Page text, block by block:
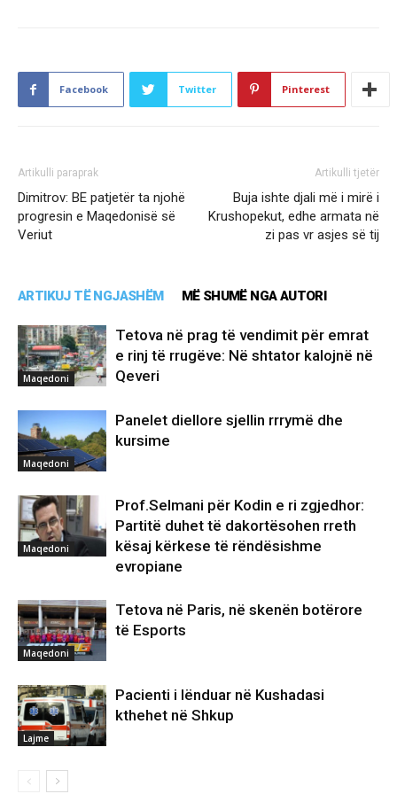
Facebook Twitter Pinterest
Artikulli paraprak
Dimitrov: BE patjetër ta njohë
progresin e Maqedonisë së
Veriut
Artikulli tjetër
Buja ishte djali më i mirë i
Krushopekut, edhe armata në
zi pas vr asjes së tij
ARTIKUJ TË NGJASHËM MË SHUMË NGA AUTORI
Maqedoni
Tetova në prag të vendimit për emrat
e rinj të rrugëve: Në shtator kalojnë në
Qeveri
Maqedoni
Panelet diellore sjellin rrrymë dhe
kursime
Maqedoni
Prof.Selmani për Kodin e ri zgjedhor:
Partitë duhet të dakortësohen rreth
kësaj kërkese të rëndësishme
evropiane
Maqedoni
Tetova në Paris, në skenën botërore
të Esports
Lajme
Pacienti i lënduar në Kushadasi
kthehet në Shkup